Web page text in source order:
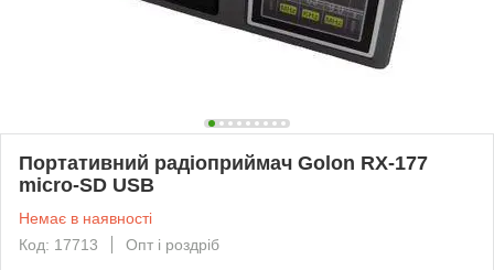
Портативний радіоприймач Golon RX-177
micro-SD USB
Немає в наявності
Код: 17713
Опт і роздріб